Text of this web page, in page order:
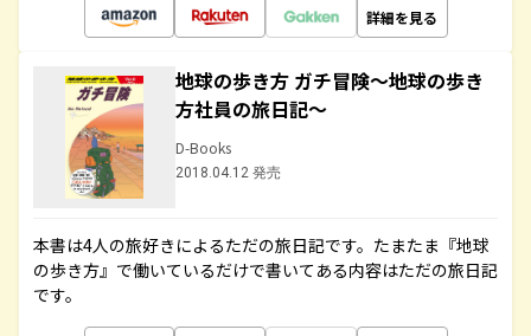
詳細を見る
地球の歩き方 ガチ冒険～地球の歩き
方社員の旅日記～
D-Books
2018.04.12 発売
本書は4人の旅好きによるただの旅日記です。たまたま『地球
の歩き方』で働いているだけで書いてある内容はただの旅日記
です。